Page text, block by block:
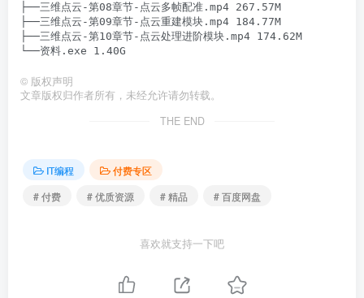
├──三维点云-第08章节-点云多帧配准.mp4 267.57M
├──三维点云-第09章节-点云重建模块.mp4 184.77M
├──三维点云-第10章节-点云处理进阶模块.mp4 174.62M
© 版权声明
文章版权归作者所有，未经允许请勿转载。
THE END
IT编程
付费专区
# 付费
# 优质资源 # 精品 # 百度网盘
喜欢就支持一下吧